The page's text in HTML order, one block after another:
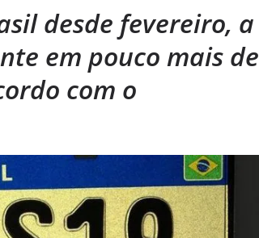
desde fevereiro, a
em pouco mais de
com o